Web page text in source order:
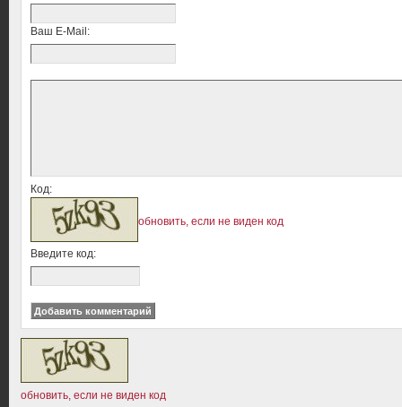
Ваш E-Mail:
Код:
обновить, если не виден код
Введите код:
обновить, если не виден код